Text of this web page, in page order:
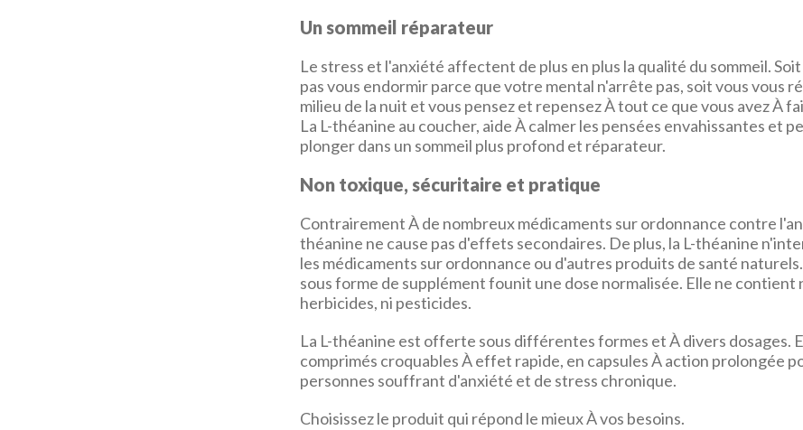
Un sommeil réparateur
Le stress et l'anxiété affectent de plus en plus la qualité du sommeil.
pas vous endormir parce que votre mental n'arrête pas, soit vous vous
milieu de la nuit et vous pensez et repensez À tout ce que vous avez À
La L-théanine au coucher, aide À calmer les pensées envahissantes et
plonger dans un sommeil plus profond et réparateur.
Non toxique, sécuritaire et pratique
Contrairement À de nombreux médicaments sur ordonnance contre
théanine ne cause pas d'effets secondaires. De plus, la L-théanine
les médicaments sur ordonnance ou d'autres produits de santé
sous forme de supplément founit une dose normalisée. Elle ne contient
herbicides, ni pesticides.
La L-théanine est offerte sous différentes formes et À divers dosages.
comprimés croquables À effet rapide, en capsules À action prolongée
personnes souffrant d'anxiété et de stress chronique.
Choisissez le produit qui répond le mieux À vos besoins.